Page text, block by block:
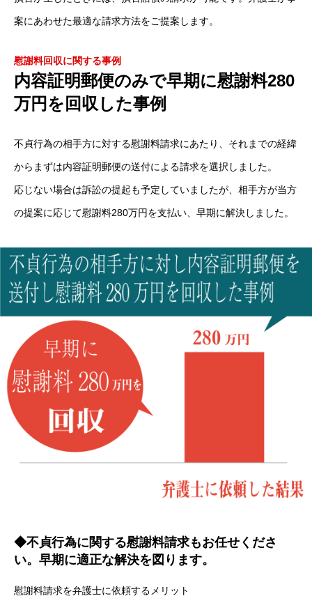
案にあわせた最適な請求方法をご提案します。
慰謝料回収に関する事例
内容証明郵便のみで早期に慰謝料280
万円を回収した事例
不貞行為の相手方に対する慰謝料請求にあたり、それまでの経緯
からまずは内容証明郵便の送付による請求を選択しました。
応じない場合は訴訟の提起も予定していましたが、相手方が当方
の提案に応じて慰謝料280万円を支払い、早期に解決しました。
◆不貞行為に関する慰謝料請求もお任せくださ
い。早期に適正な解決を図ります。
慰謝料請求を弁護士に依頼するメリット